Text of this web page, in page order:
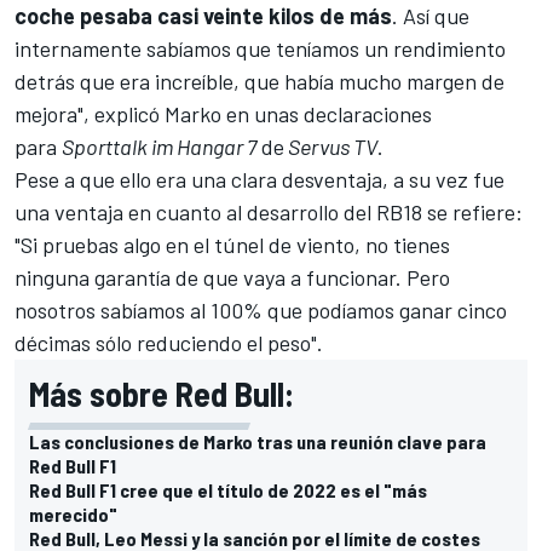
coche pesaba casi veinte kilos de más. Así que
internamente sabíamos que teníamos un rendimiento
detrás que era increíble, que había mucho margen de
mejora", explicó Marko en unas declaraciones
para Sporttalk im Hangar 7de Servus TV.
Pese a que ello era una clara desventaja, a su vez fue
una ventaja en cuanto al desarrollo del RB18 se refiere:
"Si pruebas algo en el túnel de viento, no tienes
ninguna garantía de que vaya a funcionar. Pero
nosotros sabíamos al 100% que podíamos ganar cinco
décimas sólo reduciendo el peso".
Más sobre Red Bull:
Las conclusiones de Marko tras una reunión clave para
Red Bull F1
Red Bull F1 cree que el título de 2022 es el "más
merecido"
Red Bull, Leo Messi y la sanción por el límite de costes